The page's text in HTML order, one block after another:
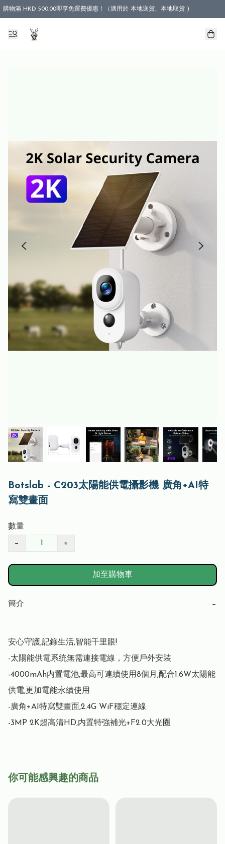
購物滿 HKD 500.00即享免運費優惠！（適用於 本地送貨、本地取貨 )
Botslab - C203太陽能供電攝影機 廣角+AI特
寫雙畫面
數量
− +
加至購物車
簡介 −
安心守護,記錄生活,智能千里眼!
-太陽能供電系统無需連接電線，方便戶外安装
-4000mAh内置電池,最高可連續使用8個月,配合1.6W太陽能
供電,更加電能永續使用
-廣角+AI特寫雙畫面,2.4G WiF穩定連線
-3MP 2K超高清HD,内置特強補光+F2.0大光圈
你可能感興趣的商品